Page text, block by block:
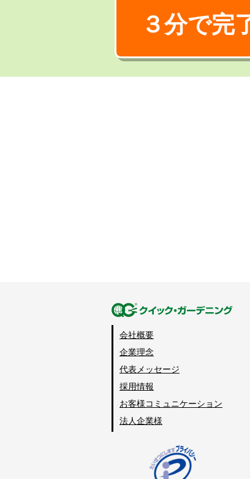
３分で完
会社概要
企業理念
代表メッセージ
採用情報
お客様コミュニケーション
法人企業様